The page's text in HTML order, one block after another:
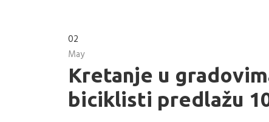
02
May
Kretanje u
biciklisti predlažu